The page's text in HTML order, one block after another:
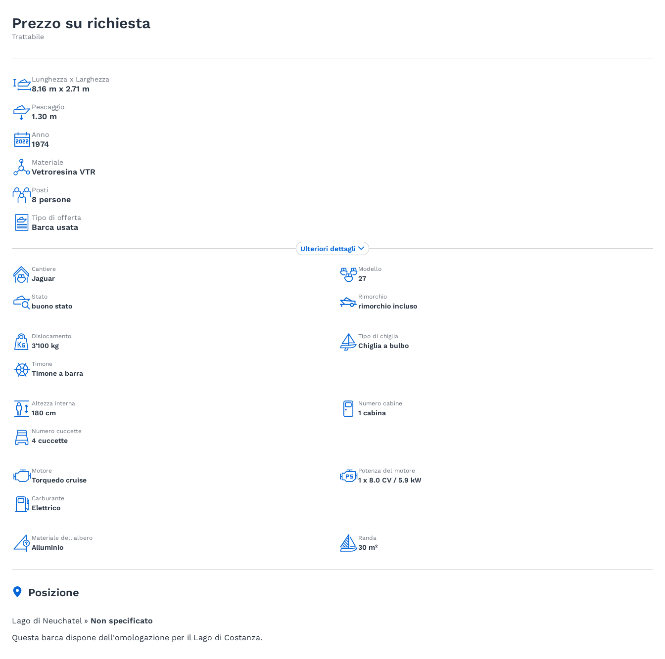
Prezzo su richiesta
Trattabile
Lunghezza x Larghezza
8.16 m x 2.71 m
Pescaggio
1.30 m
Anno
1974
Materiale
Vetroresina VTR
Posti
8 persone
Tipo di offerta
Barca usata
Cantiere
Jaguar
Modello
27
Stato
buono stato
Rimorchio
rimorchio incluso
Dislocamento
3'100 kg
Tipo di chiglia
Chiglia a bulbo
Timone
Timone a barra
Altezza interna
180 cm
Numero cabine
1 cabina
Numero cuccette
4 cuccette
Motore
Torquedo cruise
Potenza del motore
1 x 8.0 CV / 5.9 kW
Carburante
Elettrico
Materiale dell'albero
Alluminio
Randa
30 m²
Ulteriori dettagli
Posizione
Lago di Neuchatel » Non specificato
Questa barca dispone dell'omologazione per il Lago di Costanza.